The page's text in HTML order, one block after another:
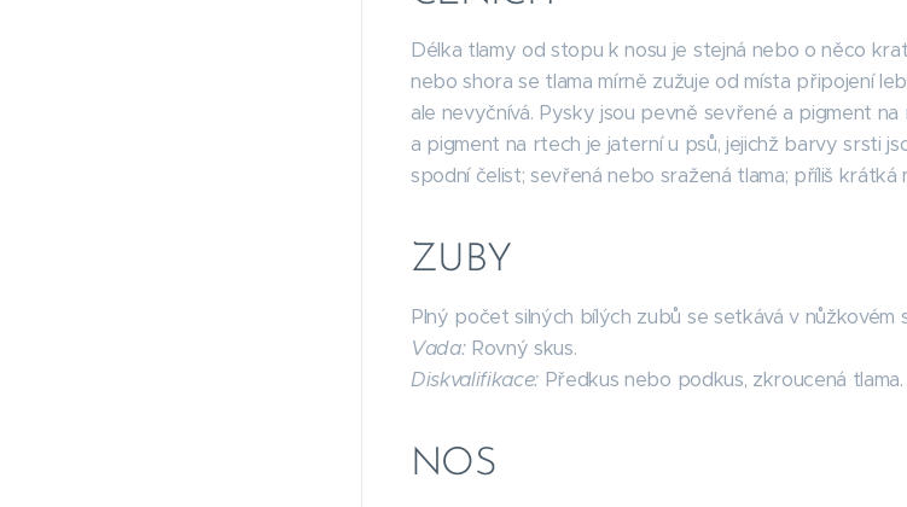
Délka tlamy od stopu k nosu je stejná nebo o něco
nebo shora se tlama mírně zužuje od místa připojení
ale nevyčnívá. Pysky jsou pevně sevřené a pigment
a pigment na rtech je jaterní u psů, jejichž barvy srsti
spodní čelist; sevřená nebo sražená tlama; příliš krátká
ZUBY
Plný počet silných bílých zubů se setkává v nůžkovém
Vada:Rovný skus.
Diskvalifikace: Předkus nebo podkus, zkroucená tlama.
NOS